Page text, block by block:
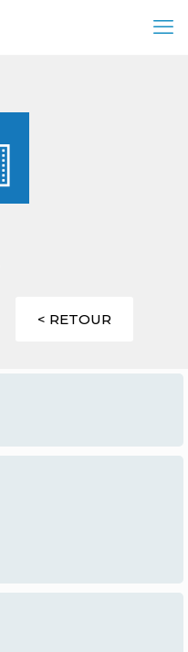
< RETOUR